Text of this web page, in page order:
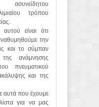
ασυνείδητου
τρόπου
είναι ότι
την
και το σύμπαν
ανάμνησης
πνευματικού
και της
αυτά που έχουμε
για να μας